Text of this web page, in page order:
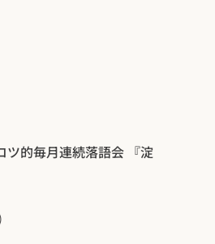
ツ的毎月連続落語会 『淀